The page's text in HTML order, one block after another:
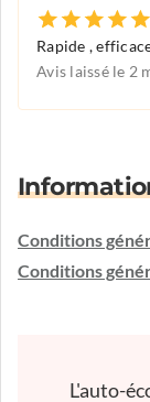
Rapide ,
Avis laissé le 2
Conditions
Conditions
L'auto-